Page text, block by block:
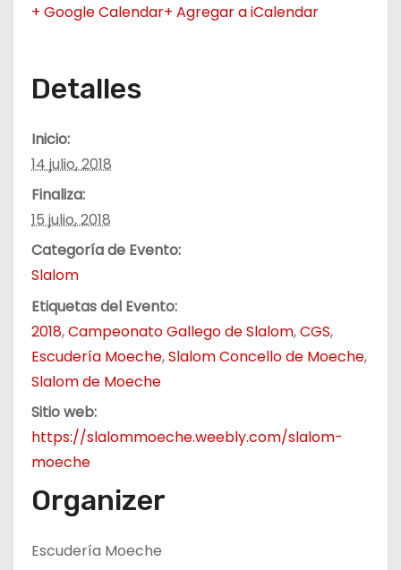
+ Google Calendar+ Agregar a iCalendar
Detalles
Inicio:
14 julio, 2018
Finaliza:
15 julio, 2018
Categoría de Evento:
Slalom
Etiquetas del Evento:
2018,Campeonato Gallego de Slalom,CGS,
Escudería Moeche,Slalom Concello de Moeche,
Slalom de Moeche
Sitio web:
https://slalommoeche.weebly.com/slalom-
moeche
Organizer
Escudería Moeche